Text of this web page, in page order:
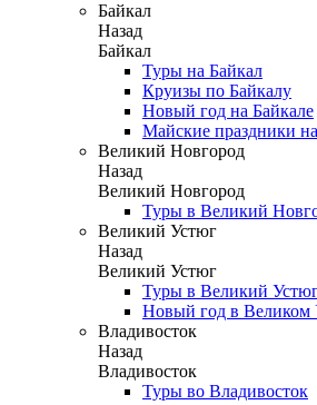
Байкал
Назад
Байкал
Туры на Байкал
Круизы по Байкалу
Новый год на Байкале
Майские праздники
Великий Новгород
Назад
Великий Новгород
Туры в Великий
Великий Устюг
Назад
Великий Устюг
Туры в Великий
Новый год в Великом
Владивосток
Назад
Владивосток
Туры во Владивосток